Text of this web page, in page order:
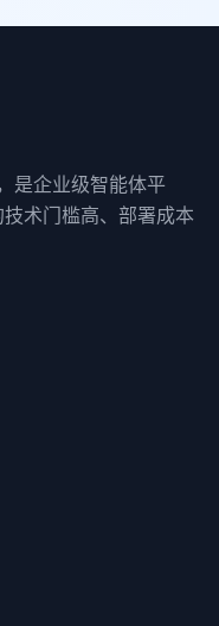
企业级智能体平
术门槛高、部署成本